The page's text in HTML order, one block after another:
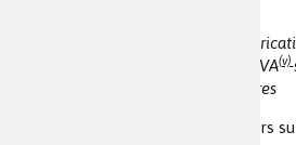
Figure 2 : Les étapes de
-AFTPVA(v)
Peintures
Dans ce cas, les aspects particuliers